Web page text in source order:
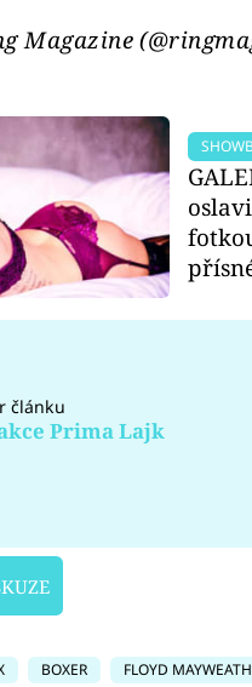
Magazine
článku
Prima Lajk
BOXER FLOYD